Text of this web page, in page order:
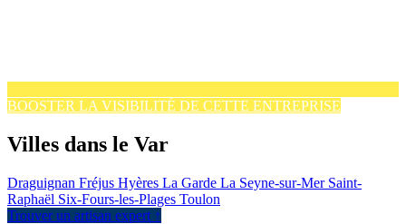
BOOSTER LA VISIBILITÉ DE CETTE ENTREPRISE
Villes dans le Var
Draguignan Fréjus Hyères La Garde La Seyne-sur-Mer Saint-
Raphaël Six-Fours-les-Plages Toulon
Trouver un artisan expert ↑